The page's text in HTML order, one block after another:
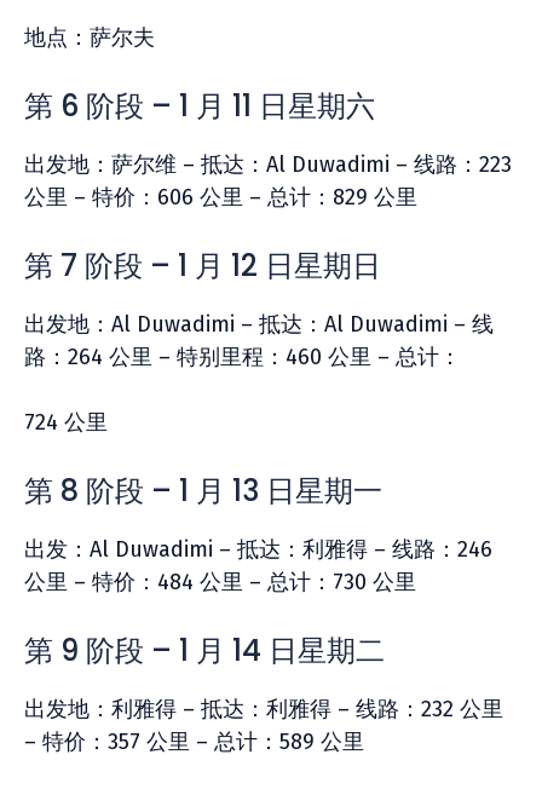
地点：萨尔夫
第 6 阶段 – 1 月 11 日星期六
出发地：萨尔维 – 抵达：Al Duwadimi – 线路：223
公里 – 特价：606 公里 – 总计：829 公里
第 7 阶段 – 1 月 12 日星期日
出发地：Al Duwadimi – 抵达：Al Duwadimi – 线
路：264 公里 – 特别里程：460 公里 – 总计：
724 公里
第 8 阶段 – 1 月 13 日星期一
出发：Al Duwadimi – 抵达：利雅得 – 线路：246
公里 – 特价：484 公里 – 总计：730 公里
第 9 阶段 – 1 月 14 日星期二
出发地：利雅得 – 抵达：利雅得 – 线路：232 公里
– 特价：357 公里 – 总计：589 公里